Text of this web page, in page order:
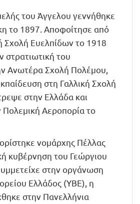
του Άγγελου γεννήθηκε
το 1897. Αποφοίτησε από
Σχολή Ευελπίδων το 1918
στρατιωτική του
Ανωτέρα Σχολή Πολέμου,
στη Γαλλική Σχολή
στην Ελλάδα και
Πολεμική Αεροπορία το
νομάρχης Πέλλας
κυβέρνηση του Γεώργιου
στην οργάνωση
Ελλάδος (ΥΒΕ), η
στην Πανελλήνια